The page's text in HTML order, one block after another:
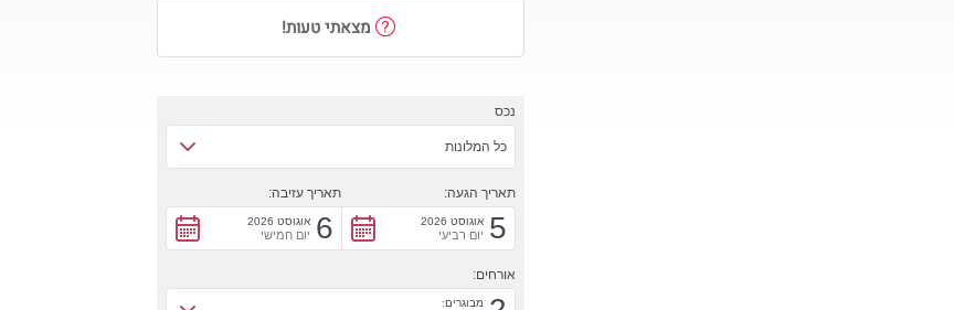
מצאתי טעות!
נכס
כל המלונות
תאריך הגעה:
5 אוגוסט 2026
יום רביעי
תאריך עזיבה:
6 אוגוסט 2026
יום חמישי
אורחים:
מבוגרים: